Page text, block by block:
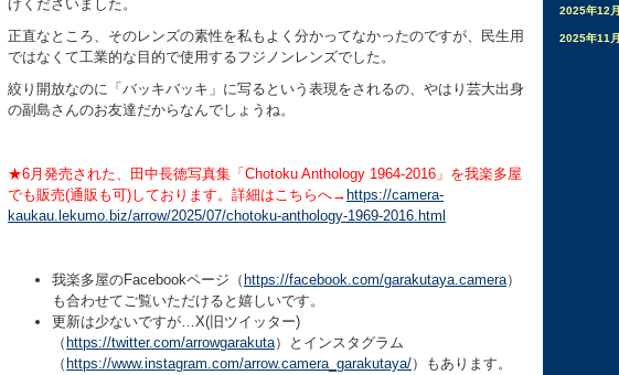
げくださいました。
正直なところ、そのレンズの素性を私もよく分かってなかったのですが、民生用
ではなくて工業的な目的で使用するフジノンレンズでした。
絞り開放なのに「バッキバッキ」に写るという表現をされるの、やはり芸大出身
の副島さんのお友達だからなんでしょうね。
★6月発売された、田中長徳写真集「Chotoku Anthology 1964-2016」を我楽多屋
でも販売(通販も可)しております。詳細はこちらへ→ https://camera-
kaukau.lekumo.biz/arrow/2025/07/chotoku-anthology-1969-2016.html
我楽多屋のFacebookページ（ https://facebook.com/garakutaya.camera）
も合わせてご覧いただけると嬉しいです。
更新は少ないですが…X(旧ツイッター)
（ https://twitter.com/arrowgarakuta）とインスタグラム
（ https://www.instagram.com/arrow.camera_garakutaya/）もあります。
2025年12月
2025年11月